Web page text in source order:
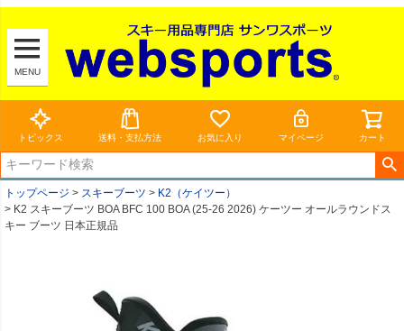
MENU
トピックス 送料・支払方法 お気に入り マイページ カート
トップページ スキーブーツ
K2（ケイツー）
K2 スキーブーツ BOA BFC 100 BOA (25-26 2026) ケーツー オールラウンドス
キー ブーツ 日本正規品